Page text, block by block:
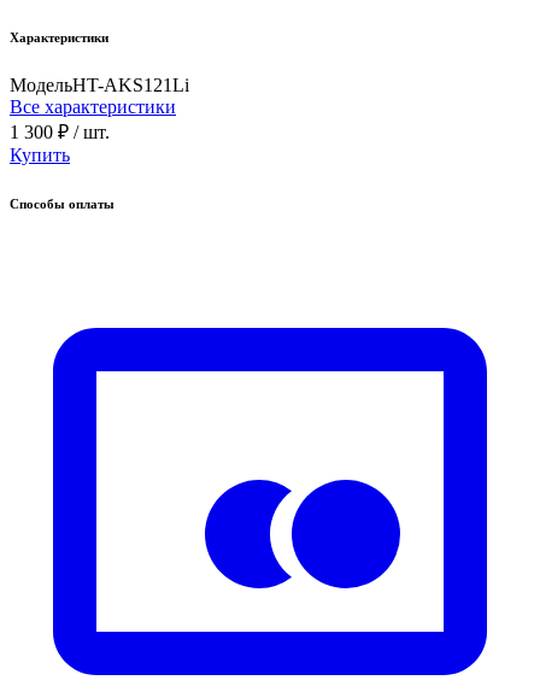
Характеристики
МодельHT-AKS121Li
Все характеристики
1 300 ₽ / шт.
Купить
Способы оплаты